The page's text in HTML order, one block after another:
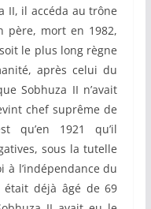
II, il accéda au trône
père, mort en 1982,
le plus long règne
après celui du
Sobhuza II n’avait
chef suprême de
qu’en 1921 qu’il
sous la tutelle
l’indépendance du
était déjà âgé de 69